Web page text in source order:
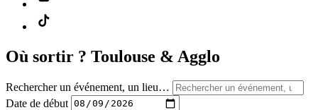
Où sortir ? Toulouse & Agglo
Rechercher un événement, un lieu…
Date de début